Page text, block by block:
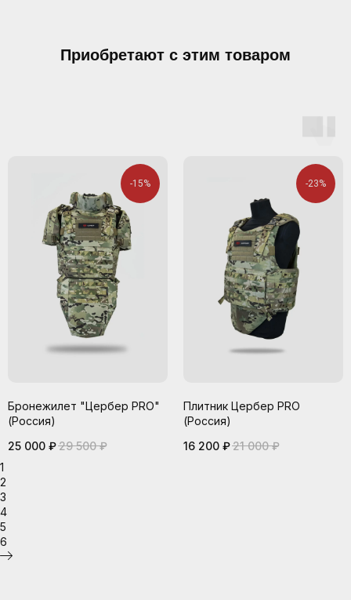
Приобретают с этим товаром
-15%
Бронежилет "Цербер PRO"
(Россия)
25 000 ₽29 500 ₽
-23%
Плитник Цербер PRO
(Россия)
16 200 ₽21 000 ₽
1
2
3
4
5
6